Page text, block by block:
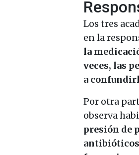
Los tres
en la
la
veces, las
a
Por otra
observa
presión de
antibióticos